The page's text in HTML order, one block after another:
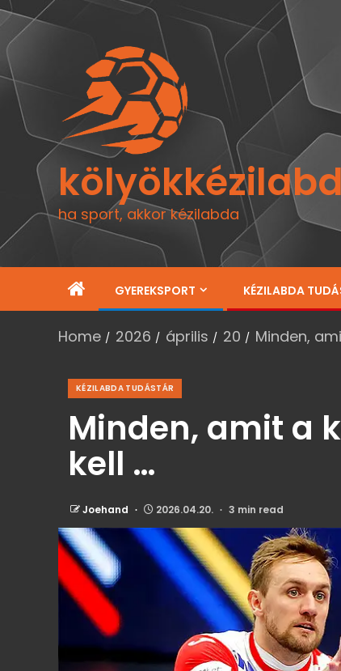
ha sport, akkor kézilabda
GYEREKSPORT KÉZILABDA
Home 2026 április 20 Minden,
KÉZILABDA TUDÁSTÁR
Minden, amit a
kell …
Joehand 2026.04.20. 3 min read